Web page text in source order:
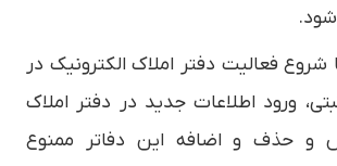
شود.
۲: با شروع فعالیت دفتر املاک الکترونیک در
ورود اطلاعات جدید در دفتر املاک
و حذف و اضافه این دفاتر ممنوع